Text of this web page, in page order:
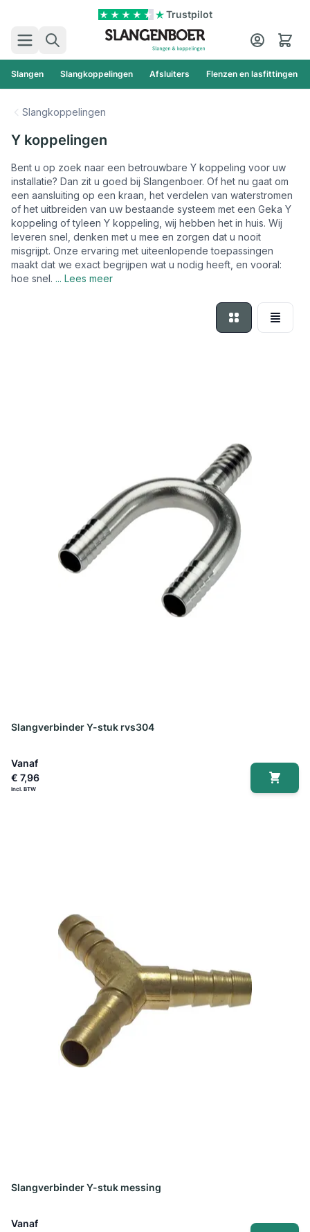
Trustpilot
Zoek
Cart
Slangen Slangkoppelingen Afsluiters Flenzen en lasfittingen
Slangkoppelingen
Y koppelingen
Bent u op zoek naar een betrouwbare Y koppeling voor uw
installatie? Dan zit u goed bij Slangenboer. Of het nu gaat om
een aansluiting op een kraan, het verdelen van waterstromen
of het uitbreiden van uw bestaande systeem met een Geka Y
koppeling of tyleen Y koppeling, wij hebben het in huis. Wij
leveren snel, denken met u mee en zorgen dat u nooit
misgrijpt. Onze ervaring met uiteenlopende toepassingen
maakt dat we exact begrijpen wat u nodig heeft, en vooral:
hoe snel. ... Lees meer
Foto-tabelLijst
Slangverbinder Y-stuk rvs304
Vanaf
€ 7,96
Slangverbinder Y-stuk messing
Vanaf